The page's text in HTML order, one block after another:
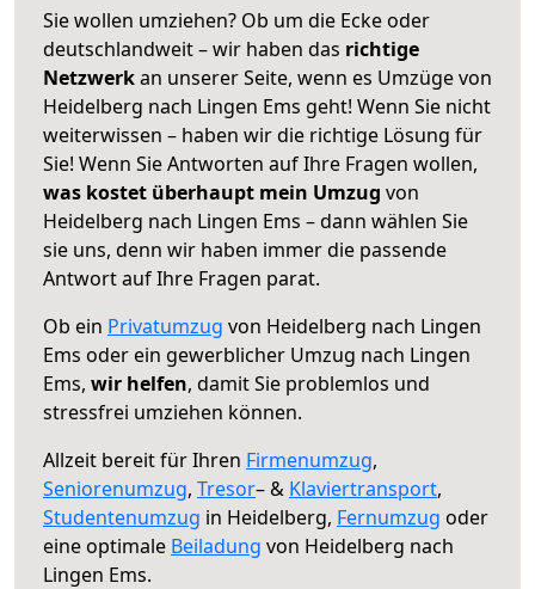
Sie wollen umziehen? Ob um die Ecke oder
deutschlandweit – wir haben das richtige
Netzwerkan unserer Seite, wenn es Umzüge von
Heidelberg nach Lingen Ems geht! Wenn Sie nicht
weiterwissen – haben wir die richtige Lösung für
Sie! Wenn Sie Antworten auf Ihre Fragen wollen,
was kostet überhaupt mein Umzug von
Heidelberg nach Lingen Ems – dann wählen Sie
sie uns, denn wir haben immer die passende
Antwort auf Ihre Fragen parat.
Ob ein Privatumzug von Heidelberg nach Lingen
Ems oder ein gewerblicher Umzug nach Lingen
Ems, wir helfen, damit Sie problemlos und
stressfrei umziehen können.
Allzeit bereit für Ihren Firmenumzug,
Seniorenumzug, Tresor– & Klaviertransport,
Studentenumzug in Heidelberg, Fernumzug oder
eine optimale Beiladung von Heidelberg nach
Lingen Ems.